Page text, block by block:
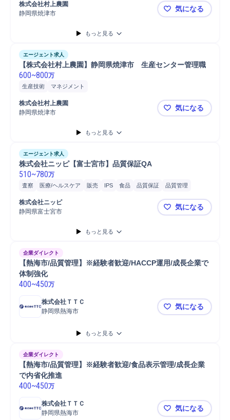
株式会社村上農園
静岡県焼津市
【株式会社
気になる
もっと見る
エージェント求人
【株式会社村上農園】静岡県焼津市　生産センター管理職
600~800万
生産技術 マネジメント
株式会社村上農園
静岡県焼津市
【株式会社
気になる
もっと見る
エージェント求人
株式会社ニッピ【富士宮市】品質保証QA
510~780万
査察 医療/ヘルスケア 販売 IPS 食品 品質保証
品質管理
維持管理
自動車/輸送機器
株式会社ニッピ
静岡県富士宮市
株式会社ニ
気になる
もっと見る
企業ダイレクト
【熱海市/品質管理】※経験者歓迎/HACCP運用/成長企業で
体制強化
400~450万
株式会社ＴＴＣ
静岡県熱海市
【熱海市/
気になる
もっと見る
企業ダイレクト
【熱海市/品質管理】※経験者歓迎/食品表示管理/成長企業
で内省化推進
400~450万
株式会社ＴＴＣ
静岡県熱海市
【熱海市/
気になる